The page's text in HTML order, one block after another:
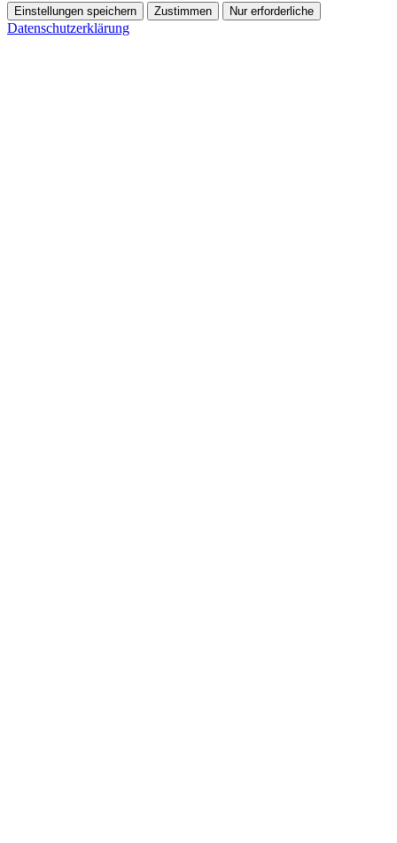
Einstellungen speichern Zustimmen Nur erforderliche
Datenschutzerklärung